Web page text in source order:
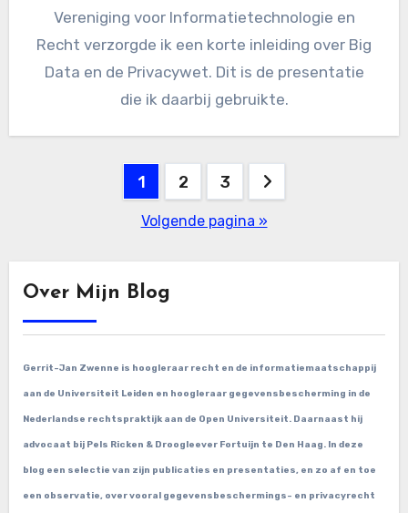
Vereniging voor Informatietechnologie en
Recht verzorgde ik een korte inleiding over Big
Data en de Privacywet. Dit is de presentatie
die ik daarbij gebruikte.
Berichten
paginering
1 2 3
Volgende pagina »
Over Mijn Blog
Gerrit-Jan Zwenne is hoogleraar recht en de informatiemaatschappij
aan de Universiteit Leiden en hoogleraar gegevensbescherming in de
Nederlandse rechtspraktijk aan de Open Universiteit. Daarnaast hij
advocaat bij Pels Ricken & Droogleever Fortuijn te Den Haag. In deze
blog een selectie van zijn publicaties en presentaties, en zo af en toe
een observatie, over vooral gegevensbeschermings- en privacyrecht